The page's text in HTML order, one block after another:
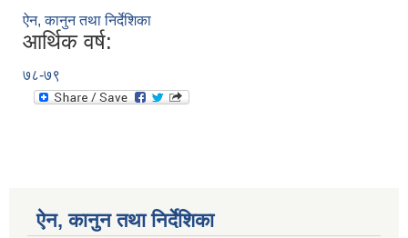
ऐन, कानुन तथा निर्देशिका
आर्थिक वर्ष:
७८-७९
ऐन, कानुन तथा निर्देशिका